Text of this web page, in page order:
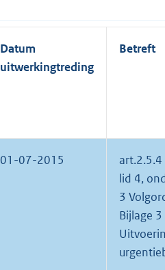
Datum
uitwerkingtreding
Betreft
01-07-2015
art.2.5.4
lid 4,
3
Bijlage 3